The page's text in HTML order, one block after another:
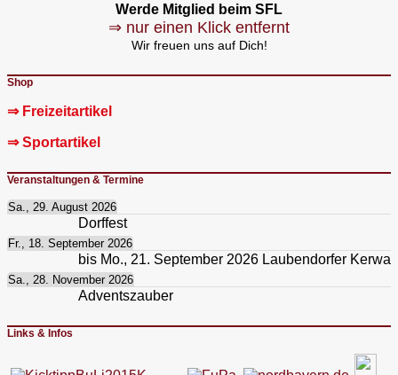
Werde Mitglied beim SFL
⇒ nur einen Klick entfernt
Wir freuen uns auf Dich!
Shop
⇒ Freizeitartikel
⇒ Sportartikel
Veranstaltungen & Termine
Sa., 29. August 2026
Dorffest
Fr., 18. September 2026
bis Mo., 21. September 2026 Laubendorfer Kerwa
Sa., 28. November 2026
Adventszauber
Links & Infos